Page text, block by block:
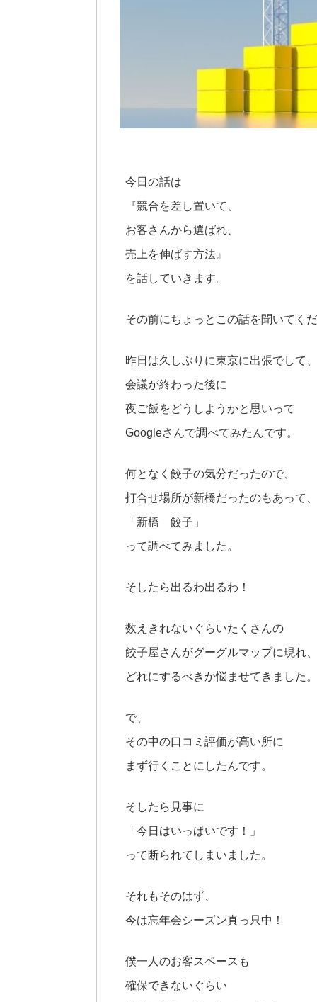
今日の話は
『競合を差し置いて、
お客さんから選ばれ、
売上を伸ばす方法』
を話していきます。
その前にちょっとこの話を聞いてくだ
昨日は久しぶりに東京に出張でして、
会議が終わった後に
夜ご飯をどうしようかと思いって
Googleさんで調べてみたんです。
何となく餃子の気分だったので、
打合せ場所が新橋だったのもあって、
「新橋 餃子」
って調べてみました。
そしたら出るわ出るわ！
数えきれないぐらいたくさんの
餃子屋さんがグーグルマップに現れ、
どれにするべきか悩ませてきました。
で、
その中の口コミ評価が高い所に
まず行くことにしたんです。
そしたら見事に
「今日はいっぱいです！」
って断られてしまいました。
それもそのはず、
今は忘年会シーズン真っ只中！
僕一人のお客スペースも
確保できないぐらい